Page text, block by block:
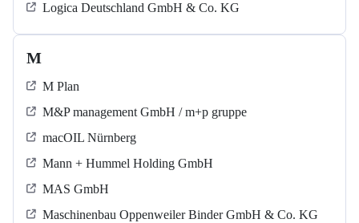
Logica Deutschland GmbH & Co. KG
M
M Plan
M&P management GmbH / m+p gruppe
macOIL Nürnberg
Mann + Hummel Holding GmbH
MAS GmbH
Maschinenbau Oppenweiler Binder GmbH & Co. KG